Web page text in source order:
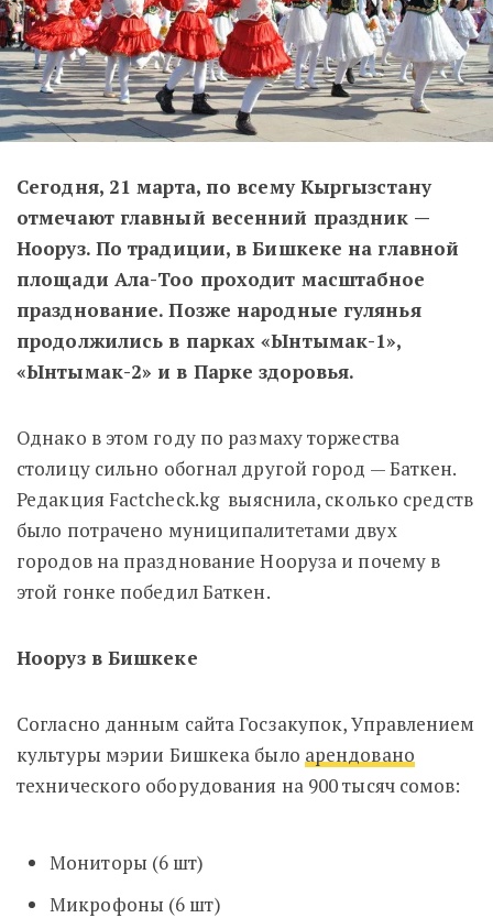
Сегодня, 21 марта, по всему Кыргызстану
отмечают главный весенний праздник —
Нооруз. По традиции, в Бишкеке на главной
площади Ала-Тоо проходит масштабное
празднование. Позже народные гулянья
продолжились в парках «Ынтымак-1»,
«Ынтымак-2» и в Парке здоровья.
Однако в этом году по размаху торжества
столицу сильно обогнал другой город — Баткен.
Редакция Factcheck.kg выяснила, сколько средств
было потрачено муниципалитетами двух
городов на празднование Нооруза и почему в
этой гонке победил Баткен.
Нооруз в Бишкеке
Согласно данным сайта Госзакупок, Управлением
культуры мэрии Бишкека было арендовано
технического оборудования на 900 тысяч сомов:
Мониторы (6 шт)
Микрофоны (6 шт)